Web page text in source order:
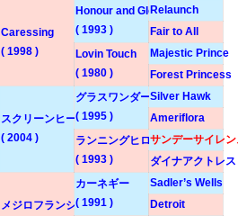
Caressing
( 1998 )
Honour and Glory
( 1993 )
Relaunch
Fair to All
Lovin Touch
( 1980 )
Majestic Prince
Forest Princess
スクリーンヒーロー
( 2004 )
グラスワンダー
( 1995 )
Silver Hawk
Ameriflora
ランニングヒロイン
( 1993 )
サンデーサイレ
ダイナアクトレス
メジロフランシス
カーネギー
( 1991 )
Sadler’s Wells
Detroit